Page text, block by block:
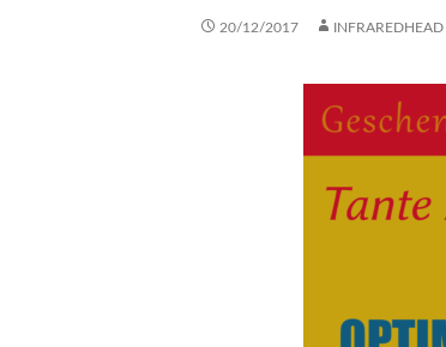
20/12/2017 INFRAREDHEAD